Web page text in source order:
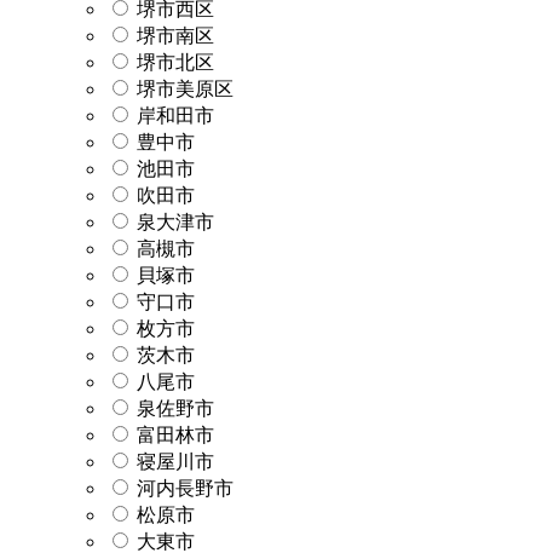
堺市西区
堺市南区
堺市北区
堺市美原区
岸和田市
豊中市
池田市
吹田市
泉大津市
高槻市
貝塚市
守口市
枚方市
茨木市
八尾市
泉佐野市
富田林市
寝屋川市
河内長野市
松原市
大東市